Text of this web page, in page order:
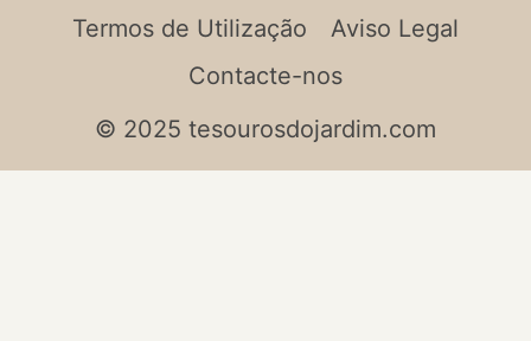
Termos de Utilização
Aviso Legal
Contacte-nos
© 2025 tesourosdojardim.com